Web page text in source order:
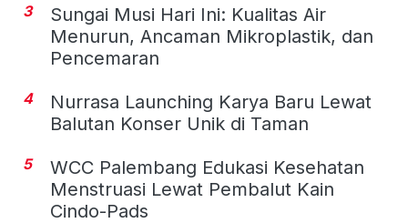
3
Sungai Musi Hari Ini: Kualitas Air
Menurun, Ancaman Mikroplastik, dan
Pencemaran
4
Nurrasa Launching Karya Baru Lewat
Balutan Konser Unik di Taman
5
WCC Palembang Edukasi Kesehatan
Menstruasi Lewat Pembalut Kain
Cindo-Pads